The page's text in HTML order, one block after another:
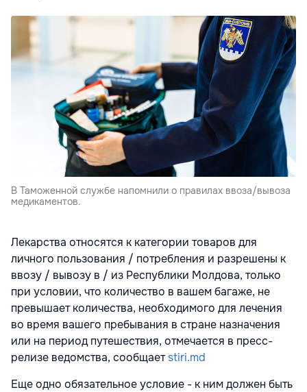
В Таможенной службе напомнили о правилах ввоза/вывоза
медикаментов.
Лекарства относятся к категории товаров для
личного пользования / потребления и разрешены к
ввозу / вывозу в / из Республики Молдова, только
при условии, что количество в вашем багаже, не
превышает количества, необходимого для лечения
во время вашего пребывания в стране назначения
или на период путешествия, отмечается в пресс-
релизе ведомства, сообщаетstiri.md
Еще одно обязательное условие - к ним должен быть